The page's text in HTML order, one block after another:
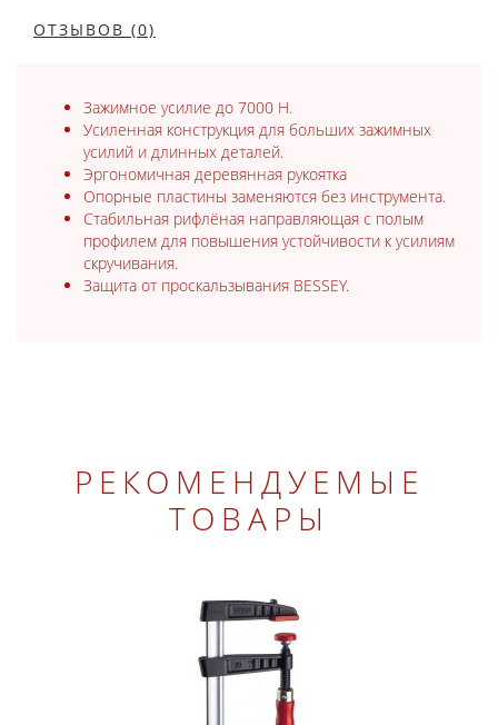
ОТЗЫВОВ (0)
Зажимное усилие до 7000 Н.
Усиленная конструкция для больших зажимных
усилий и длинных деталей.
Эргономичная деревянная рукоятка
Опорные пластины заменяются без инструмента.
Стабильная рифлёная направляющая с полым
профилем для повышения устойчивости к усилиям
скручивания.
Защита от проскальзывания BESSEY.
РЕКОМЕНДУЕМЫЕ
ТОВАРЫ